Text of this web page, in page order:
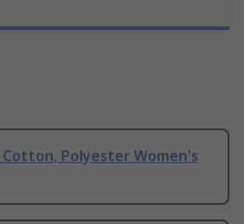
Cotton, Polyester Women's